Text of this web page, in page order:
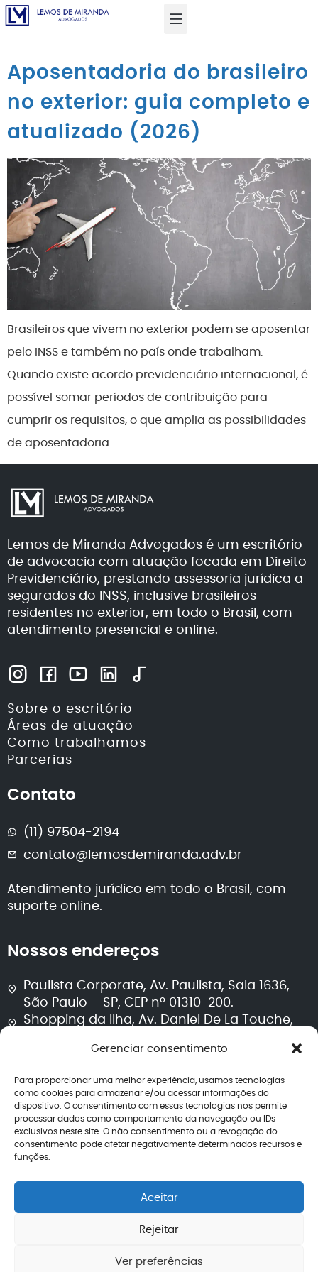
Gerenciar consentimento
Para proporcionar uma melhor experiência, usamos tecnologias
como cookies para armazenar e/ou acessar informações do
dispositivo. O consentimento com essas tecnologias nos permite
processar dados como comportamento da navegação ou IDs
exclusivos neste site. O não consentimento ou a revogação do
consentimento pode afetar negativamente determinados recursos e
funções.
Aceitar
Rejeitar
Ver preferências
Aposentadoria do brasileiro
no exterior: guia completo e
atualizado (2026)
Brasileiros que vivem no exterior podem se aposentar
pelo INSS e também no país onde trabalham.
Quando existe acordo previdenciário internacional, é
possível somar períodos de contribuição para
cumprir os requisitos, o que amplia as possibilidades
de aposentadoria.
Lemos de Miranda Advogados é um escritório
de advocacia com atuação focada em Direito
Previdenciário, prestando assessoria jurídica a
segurados do INSS, inclusive brasileiros
residentes no exterior, em todo o Brasil, com
atendimento presencial e online.
Sobre o escritório
Áreas de atuação
Como trabalhamos
Parcerias
Contato
(11) 97504-2194
contato@lemosdemiranda.adv.br
Atendimento jurídico em todo o Brasil, com
suporte online.
Nossos endereços
Paulista Corporate, Av. Paulista, Sala 1636,
São Paulo – SP, CEP nº 01310-200.
Shopping da Ilha, Av. Daniel De La Touche,
Segurança e transparência
Política de privacidade
Termos de uso
Política editorial jurídica
Avaliações
CNPJ: 40.260.708/0001-04
2026 – Todos os direitos reservados | Lemos de